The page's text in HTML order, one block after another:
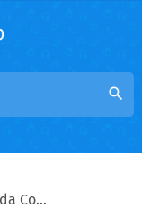
search
Base de Conhecimento da Comunidade